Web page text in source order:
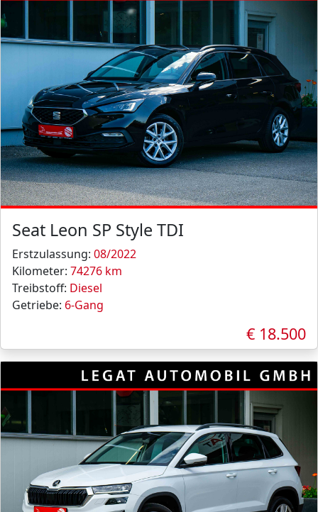
Seat Leon SP Style TDI
Erstzulassung: 08/2022
Kilometer: 74276 km
Treibstoff: Diesel
Getriebe: 6-Gang
€ 18.500